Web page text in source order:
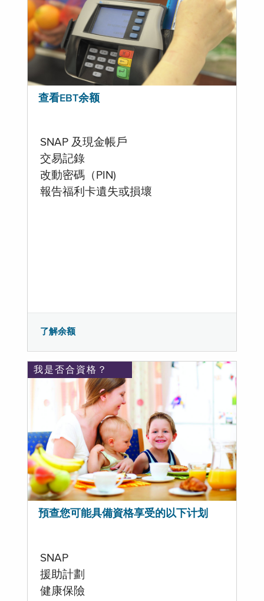
查看EBT余额
SNAP 及現金帳戶
交易記錄
改動密碼（PIN)
報告福利卡遺失或損壞
了解余额
我是否合資格？
預查您可能具備資格享受的以下计划
SNAP
援助計劃
健康保險